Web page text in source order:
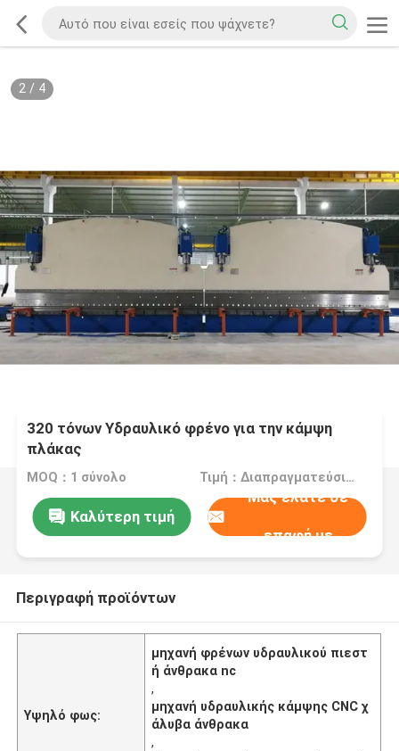
2/ 4
320 τόνων Υδραυλικό φρένο για την κάμψη
πλάκας
MOQ：1 σύνολο Τιμή：Διαπραγματεύσιμα
Καλύτερη τιμή
Μας ελάτε σε
επαφή με
Περιγραφή προϊόντων
Υψηλό φως:
μηχανή φρένων υδραυλικού πιεστ
ή άνθρακα nc
,
μηχανή υδραυλικής κάμψης CNC χ
άλυβα άνθρακα
,